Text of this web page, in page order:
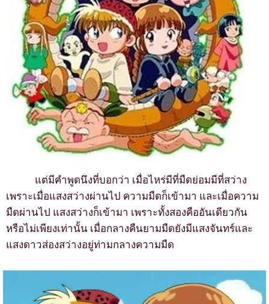
แต่มีคำพูดนึงที่บอกว่า เมื่อไหร่มีที่มืดย่อมมีที่สว่าง
เพราะเมื่อแสงสว่างผ่านไป ความมืดก็เข้ามา และเมื่อความ
มืดผ่านไป แสงสว่างก็เข้ามา เพราะทั้งสองคืออันเดียวกัน
หรือไม่เพียงเท่านั้น เมื่อกลางคืนยามมืดยังมีแสงจันทร์และ
แสงดาวส่องสว่างอยู่ท่ามกลางความมืด